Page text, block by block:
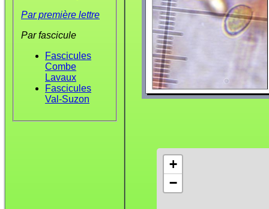
Par première lettre
Par fascicule
Fascicules
Combe
Lavaux
Fascicules
Val-Suzon
+
−